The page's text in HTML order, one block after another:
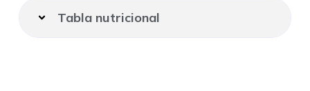
Tabla nutricional